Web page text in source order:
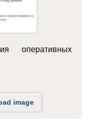
оперативных
image